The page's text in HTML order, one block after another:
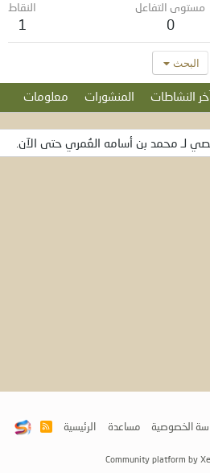
مستوى التفاعل
0
النقاط
1
البحث
النشاطات المنشورات معلومات
لـ محمد بن أسامه العُمري حتى الآن.
الخصوصية مساعدة الرئيسية
R
Community platform by